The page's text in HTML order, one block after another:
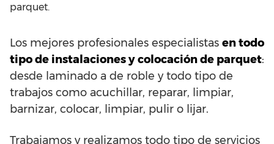
parquet.
Los mejores profesionales especialistas en todo
tipo de instalaciones y colocación de parquet:
desde laminado a de roble y todo tipo de
trabajos como acuchillar, reparar, limpiar,
barnizar, colocar, limpiar, pulir o lijar.
Trabajamos y realizamos todo tipo de servicios